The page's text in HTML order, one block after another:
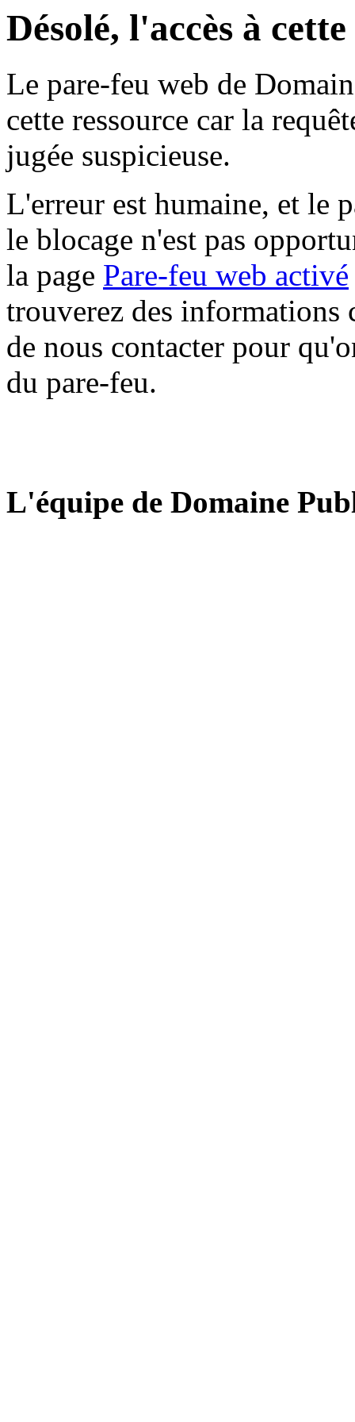
Désolé, l'accès à
Le pare-feu web de
cette ressource car la
jugée suspicieuse.
L'erreur est humaine, et le
le blocage n'est pas
la page Pare-feu web activé
trouverez des informations
de nous contacter pour
du pare-feu.
L'équipe de Domaine